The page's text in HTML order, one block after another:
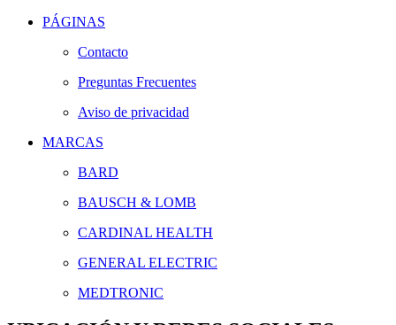
PÁGINAS
Contacto
Preguntas Frecuentes
Aviso de privacidad
MARCAS
BARD
BAUSCH & LOMB
CARDINAL HEALTH
GENERAL ELECTRIC
MEDTRONIC